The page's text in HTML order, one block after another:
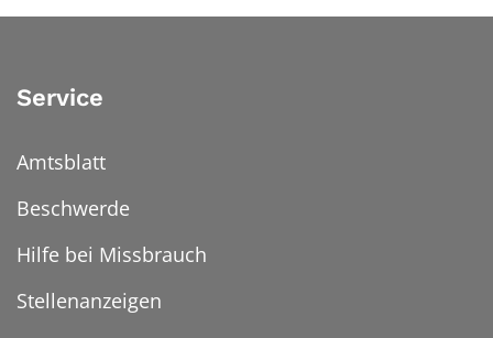
Service
Amtsblatt
Beschwerde
Hilfe bei Missbrauch
Stellenanzeigen